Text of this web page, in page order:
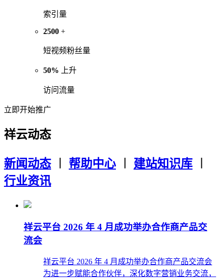
索引量
2500 +
短视频粉丝量
50% 上升
访问流量
立即开始推广
祥云动态
新闻动态︱ 帮助中心︱ 建站知识库
行业资讯
祥云平台 2026 年 4 月成功举办合作商产品交
流会
祥云平台 2026 年 4 月成功举办合作商产品交流会
为进一步赋能合作伙伴，深化数字营销业务交流，